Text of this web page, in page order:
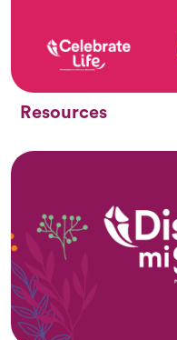
Resources